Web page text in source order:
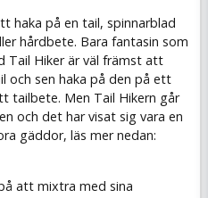
haka på en tail, spinnarblad
hårdbete. Bara fantasin som
Tail Hiker är väl främst att
och sen haka på den på ett
tailbete. Men Tail Hikern går
och det har visat sig vara en
gäddor, läs mer nedan:
att mixtra med sina